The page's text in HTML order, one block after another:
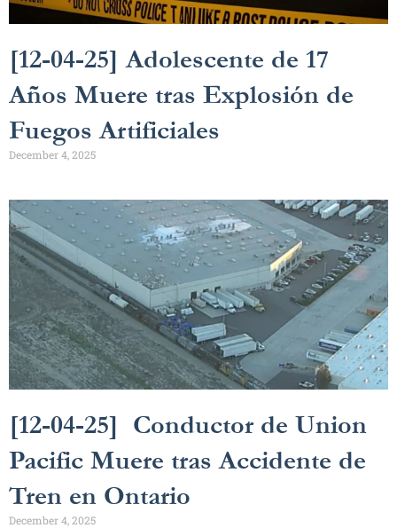
[12-04-25] Adolescente de 17
Años Muere tras Explosión de
Fuegos Artificiales
December 4, 2025
[12-04-25] Conductor de Union
Pacific Muere tras Accidente de
Tren en Ontario
December 4, 2025